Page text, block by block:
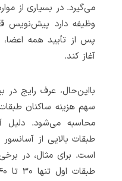
می‌گیرد. در بسیاری از
وظیفه دارد پیش‌نویس
پس از تأیید همه
آغاز کند.
بااین‌حال، عرف رایج
سهم هزینه ساکنان طبقات
محاسبه می‌شود. دلیل
طبقات بالایی از
است. برای مثال، در